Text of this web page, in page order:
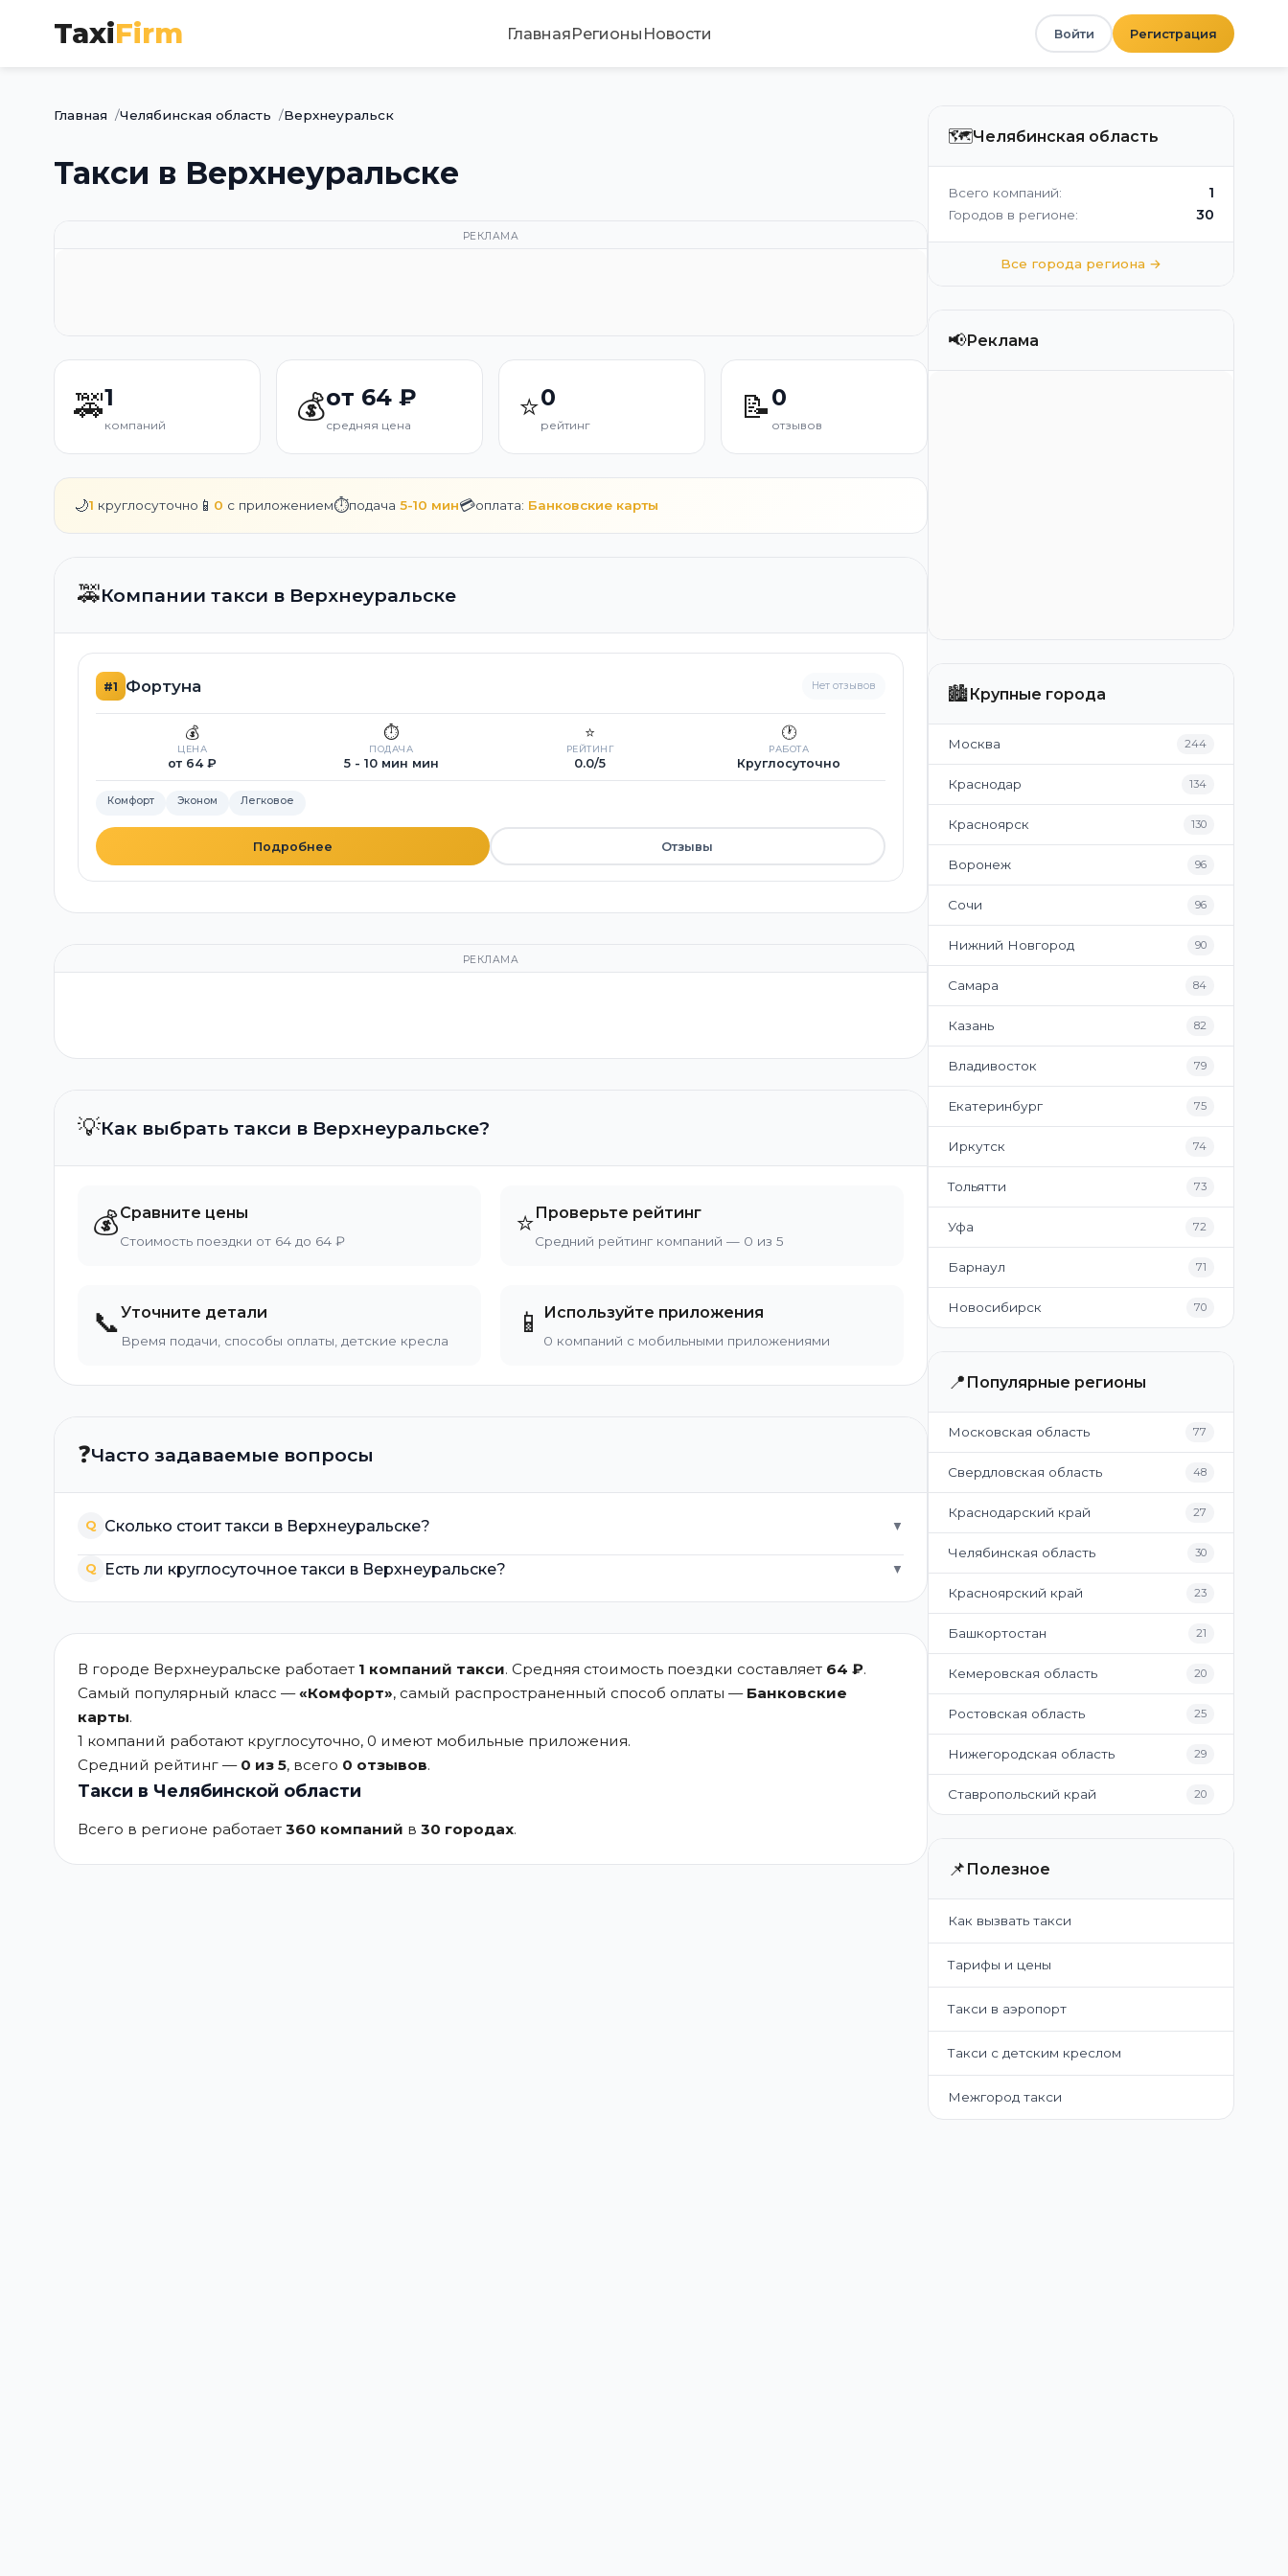
TaxiFirm ГлавнаяРегионы Новости Войти Регистрация
Главная Челябинская область Верхнеуральск
Такси в Верхнеуральске
РЕКЛАМА
🚕1
компаний 💰от 64 ₽
средняя цена ⭐0
рейтинг 📝0
отзывов
🌙1 круглосуточно 📱 0 с приложением⏱️подача 5-10 мин💳оплата: Банковские карты
🚕Компании такси в Верхнеуральске
#1 Фортуна Нет отзывов
💰
ЦЕНА
от 64 ₽
⏱️
ПОДАЧА
5 - 10 мин мин
⭐
РЕЙТИНГ
0.0/5
🕐
РАБОТА
Круглосуточно
Комфорт Эконом Легковое
Подробнее Отзывы
РЕКЛАМА
💡Как выбрать такси в Верхнеуральске?
💰Сравните цены
Стоимость поездки от 64 до 64 ₽
⭐Проверьте рейтинг
Средний рейтинг компаний — 0 из 5
📞Уточните детали
Время подачи, способы оплаты, детские кресла
📱 Используйте приложения
0 компаний с мобильными приложениями
❓Часто задаваемые вопросы
Q Сколько стоит такси в Верхнеуральске? ▼
Q Есть ли круглосуточное такси в Верхнеуральске? ▼
В городе Верхнеуральске работает 1 компаний такси. Средняя стоимость поездки составляет 64 ₽.
Самый популярный класс —«Комфорт», самый распространенный способ оплаты — Банковские
карты.
1 компаний работают круглосуточно, 0 имеют мобильные приложения.
Средний рейтинг — 0 из 5, всего 0 отзывов.
Такси в Челябинской области
Всего в регионе работает 360 компаний в 30 городах.
🗺️Челябинская область
Всего компаний: 1
Городов в регионе: 30
Все города региона →
📢Реклама
🏙️Крупные города
Москва 244
Краснодар 134
Красноярск 130
Воронеж 96
Сочи 96
Нижний Новгород 90
Самара 84
Казань 82
Владивосток 79
Екатеринбург 75
Иркутск 74
Тольятти 73
Уфа 72
Барнаул 71
Новосибирск 70
📍 Популярные регионы
Московская область 77
Свердловская область 48
Краснодарский край 27
Челябинская область 30
Красноярский край 23
Башкортостан 21
Кемеровская область 20
Ростовская область 25
Нижегородская область 29
Ставропольский край 20
📌 Полезное
Как вызвать такси
Тарифы и цены
Такси в аэропорт
Такси с детским креслом
Межгород такси